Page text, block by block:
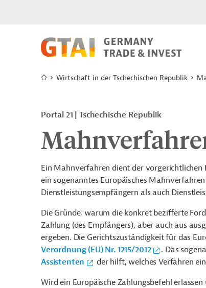
Wirtschaft in der Tschechischen Republik
Portal 21 Tschechische Republik
Ein Mahnverfahren dient der vorgerichtlichen
ein sogenanntes Europäisches
Dienstleistungsempfängern als auch
Die Gründe, warum die konkret bezifferte
Zahlung (des Empfängers), aber auch aus
ergeben. Die Gerichtszuständigkeit für das
Verordnung (EU) Nr. 1215/2012
. Das
Assistenten
der hilft, welches Verfahren
Wird ein Europäische Zahlungsbefehl